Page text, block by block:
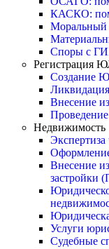
КАСКО:
Споры с
Регистрация
Создание
Внесение
Недвижимость
Внесение
застройки
Услуги
Судебные